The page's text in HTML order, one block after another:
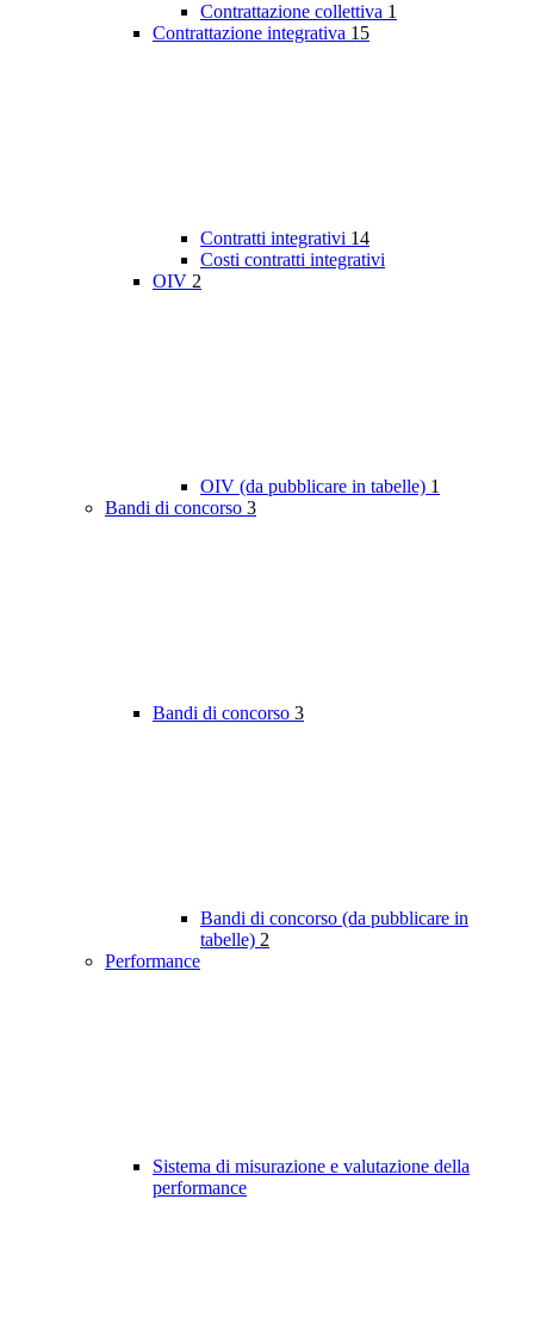
Contrattazione collettiva 1
Contrattazione integrativa 15
Contratti integrativi 14
Costi contratti integrativi
OIV 2
OIV (da pubblicare in tabelle) 1
Bandi di concorso 3
Bandi di concorso 3
Bandi di concorso (da pubblicare in
tabelle) 2
Performance
Sistema di misurazione e valutazione della
performance